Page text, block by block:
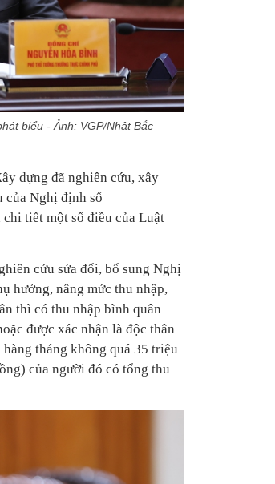
biểu - Ảnh: VGP/Nhật Bắc
dựng đã nghiên cứu, xây
của Nghị định số
tiết một số điều của Luật
cứu sửa đổi, bổ sung Nghị
hưởng, nâng mức thu nhập,
thì có thu nhập bình quân
được xác nhận là độc thân
tháng không quá 35 triệu
của người đó có tổng thu